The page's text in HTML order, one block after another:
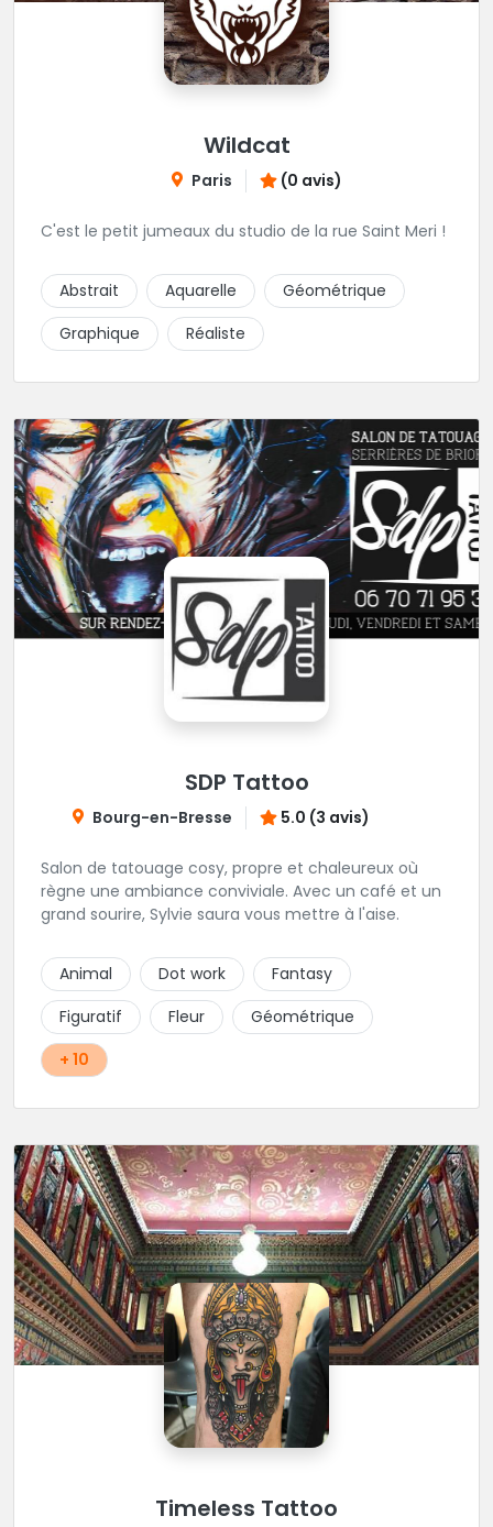
Wildcat
Paris (0 avis)
C'est le petit jumeaux du studio de la rue Saint Meri !
Abstrait Aquarelle
Géométrique
Graphique
Réaliste
SDP Tattoo
Bourg-en-Bresse 5.0 (3 avis)
Salon de tatouage cosy, propre et chaleureux où
règne une ambiance conviviale. Avec un café et un
grand sourire, Sylvie saura vous mettre à l'aise.
Animal Dot work
Fantasy
Figuratif
Fleur
Géométrique
+ 10
Timeless Tattoo